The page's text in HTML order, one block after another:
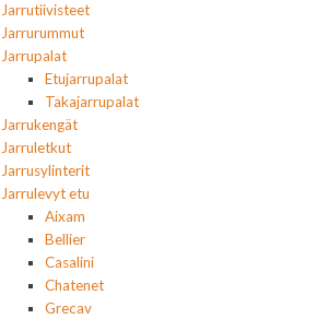
Jarrutiivisteet
Jarrurummut
Jarrupalat
Etujarrupalat
Takajarrupalat
Jarrukengät
Jarruletkut
Jarrusylinterit
Jarrulevyt etu
Aixam
Bellier
Casalini
Chatenet
Grecav